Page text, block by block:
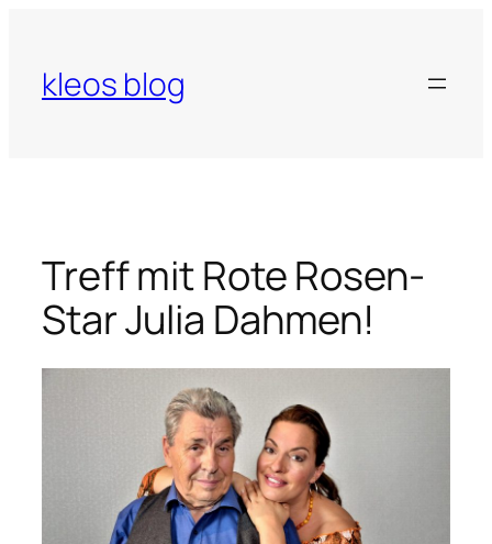
springen
kleos blog
Treff mit Rote Rosen-
Star Julia Dahmen!